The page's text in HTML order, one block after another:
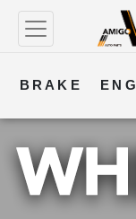
BRAKE
COOLING